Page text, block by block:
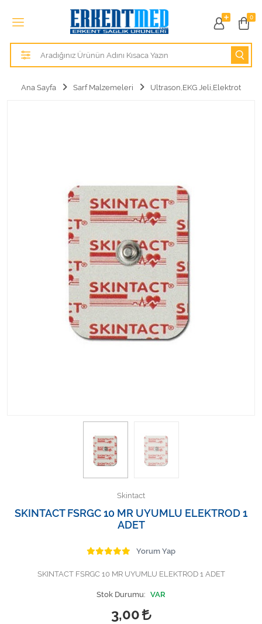
0
Tüm Kategoriler
Alezler
Hasta Bakım Ürünleri
Hastane Mobilyaları
Kişisel Bakım ve Sağlık
Kişisel Bakım ve Sağlık
Medikal Teksil
Ortopedi Ürünleri
Ana Sayfa Sarf Malzemeleri Ultrason,EKG Jeli,Elektrot
Skintact
SKINTACT FSRGC 10 MR UYUMLU ELEKTROD 1
ADET
Yorum Yap
SKINTACT FSRGC 10 MR UYUMLU ELEKTROD 1 ADET
Stok Durumu: VAR
3,00